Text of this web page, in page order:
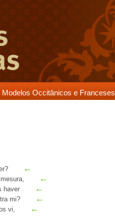
Modelos Occitânicos e Franceses
←
mesura, ←
haver ←
mi? ←
vi, ←